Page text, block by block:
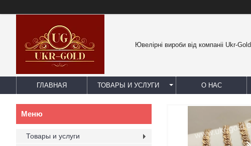
Ювелірні вироби від компаніі Ukr-Gold
ГЛАВНАЯ ТОВАРЫ И УСЛУГИ О НАС
Товары и услуги